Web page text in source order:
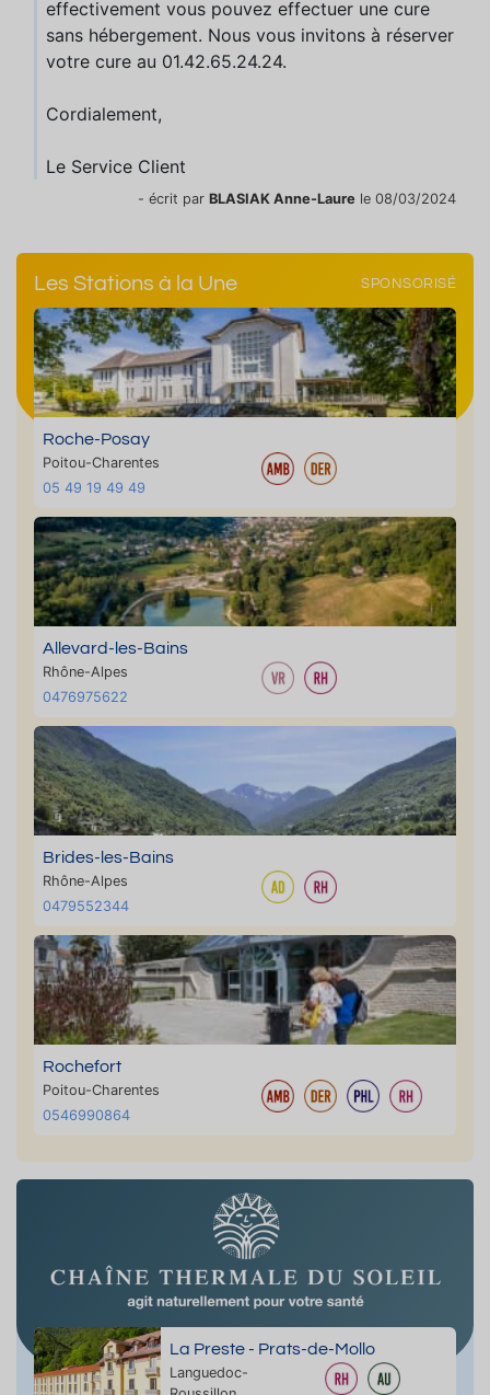
effectivement vous pouvez effectuer une cure
sans hébergement. Nous vous invitons à réserver
votre cure au 01.42.65.24.24.
Cordialement,
Le Service Client
- écrit par BLASIAK Anne-Laure le 08/03/2024
Les Stations à la Une SPONSORISÉ
Roche-Posay
Poitou-Charentes
05 49 19 49 49
Allevard-les-Bains
Rhône-Alpes
0476975622
Brides-les-Bains
Rhône-Alpes
0479552344
Rochefort
Poitou-Charentes
0546990864
La Preste - Prats-de-Mollo
Languedoc-